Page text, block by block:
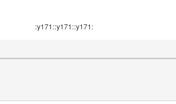
:y171::y171::y171: